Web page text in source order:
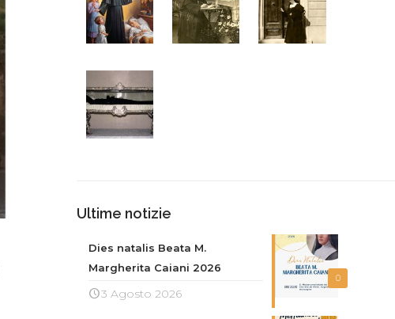
Ultime notizie
0
Dies natalis Beata M.
Margherita Caiani 2026
3 Agosto 2026